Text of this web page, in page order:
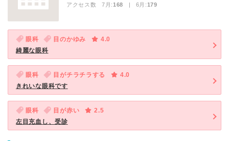
アクセス数 7月:168 | 6月:179
眼科 目のかゆみ
4.0
綺麗な眼科
眼科 目がチラチラする
4.0
きれいな眼科です
眼科 目が赤い
2.5
左目充血し、受診